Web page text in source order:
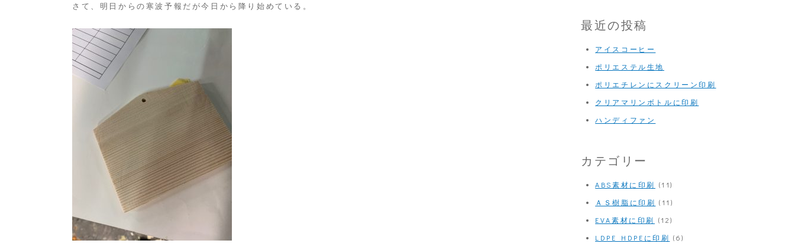
さて、明日からの寒波予報だが今日から降り始めている。
最近の投稿
アイスコーヒー
ポリエステル生地
ポリエチレンにスクリーン印刷
クリアマリンボトルに印刷
ハンディファン
カテゴリー
ABS素材に印刷 (11)
ＡＳ樹脂に印刷 (11)
EVA素材に印刷 (12)
LDPE HDPEに印刷 (6)